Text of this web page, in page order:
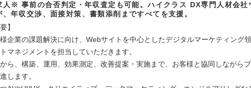
※ 事前の合否判定・年収査定も可能。ハイクラス DX専門人材会社
、年収交渉、面接対策、書類添削まですべてを支援。
】
企業の課題解決に向け、Webサイトを中心としたデジタルマーケティング
マネジメントを担当していただきます。
ら、構築、運用、効果測定、改善提案・実施まで、お客様と協同しながら
します。